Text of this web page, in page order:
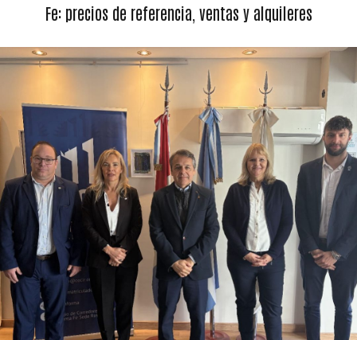
Fe: precios de referencia, ventas y alquileres